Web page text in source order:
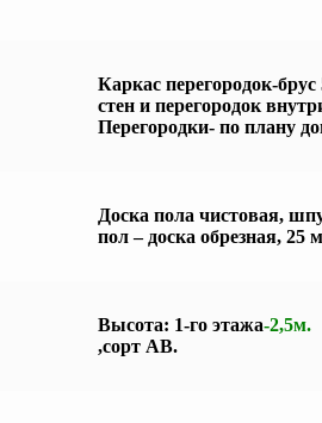
Каркас
стен и перегородок
Перегородки- по плану
Доска пола чистовая,
пол – доска
Высота: 1-го этажа-2,5м.
,сорт АВ.